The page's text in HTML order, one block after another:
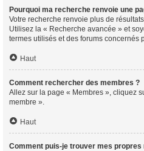
Pourquoi ma recherche renvoie une
Votre recherche renvoie plus de
Utilisez la « Recherche avancée » et
termes utilisés et des forums concernés
Haut
Comment rechercher des membres ?
Allez sur la page « Membres », cliquez
membre ».
Haut
Comment puis-je trouver mes